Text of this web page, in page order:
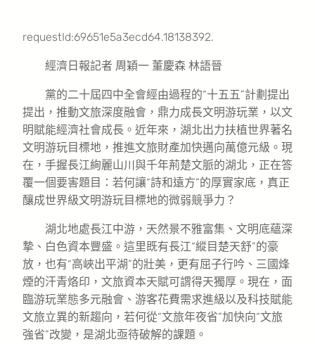
requestId:69651e5a3ecd64.18138392.
經濟日報記者 周穎一 董慶森 林語晉
黨的二十屆四中全會經由過程的“十五五”計劃提出
提出，推動文旅深度融會，鼎力成長文明游玩業，以文
明賦能經濟社會成長。近年來，湖北出力扶植世界著名
文明游玩目標地，推進文旅財產加快邁向萬億元級。現
在，手握長江絢麗山川與千年荊楚文脈的湖北，正在答
覆一個要害題目：若何讓“詩和遠方”的厚實家底，真正
釀成世界級文明游玩目標地的微弱競爭力？
湖北地處長江中游，天然景不雅富集、文明底蘊深
摯、白色資本豐盛。這里既有長江“縱目楚天舒”的豪
放，也有“高峽出平湖”的壯美，更有屈子行吟、三國烽
煙的汗青烙印，文旅資本天賦可謂得天獨厚。現在，面
臨游玩業態多元融會、游客花費需求進級以及科技賦能
文旅立異的新趨向，若何從“文旅年夜省”加快向“文旅
強省”改變，是湖北亟待破解的課題。